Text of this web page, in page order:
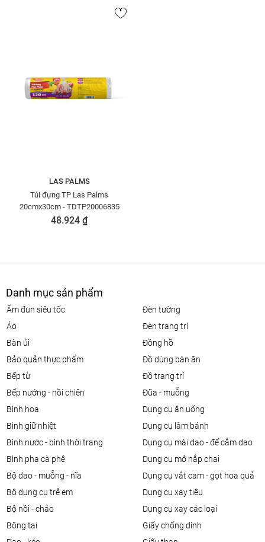
LAS PALMS
Túi đựng TP Las Palms
20cmx30cm - TDTP20006835
48.924 ₫
Danh mục sản phẩm
ấm đun siêu tốc
áo
bàn ủi
bảo quản thực phẩm
bếp từ
bếp nướng - nồi chiên
bình hoa
bình giữ nhiệt
bình nước - bình thời trang
bình pha cà phê
bộ dao - muỗng - nĩa
bộ dụng cụ trẻ em
bộ nồi - chảo
bông tai
đèn tường
đèn trang trí
đồng hồ
đồ dùng bàn ăn
đồ trang trí
đũa - muỗng
dụng cụ ăn uống
dụng cụ làm bánh
dụng cụ mài dao - đế cắm dao
dụng cụ mở nắp chai
dụng cụ vắt cam - gọt hoa quả
dụng cụ xay tiêu
dụng cụ xay các loại
giấy chống dính